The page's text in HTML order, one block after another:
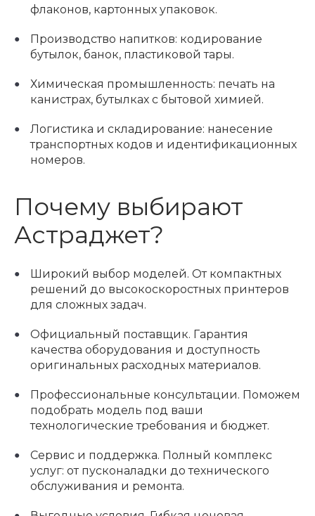
флаконов, картонных упаковок.
Производство напитков: кодирование
бутылок, банок, пластиковой тары.
Химическая промышленность: печать на
канистрах, бутылках с бытовой химией.
Логистика и складирование: нанесение
транспортных кодов и идентификационных
номеров.
Почему выбирают
Астраджет?
Широкий выбор моделей. От компактных
решений до высокоскоростных принтеров
для сложных задач.
Официальный поставщик. Гарантия
качества оборудования и доступность
оригинальных расходных материалов.
Профессиональные консультации. Поможем
подобрать модель под ваши
технологические требования и бюджет.
Сервис и поддержка. Полный комплекс
услуг: от пусконаладки до технического
обслуживания и ремонта.